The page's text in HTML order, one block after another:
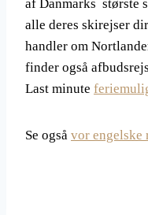
af Danmarks største
alle deres skirejser
handler om
finder også
Last minute
Se også vor engelske